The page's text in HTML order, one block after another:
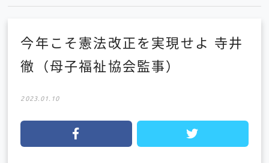
今年こそ憲法改正を実現せよ 寺井
徹（母子福祉協会監事）
2023.01.10